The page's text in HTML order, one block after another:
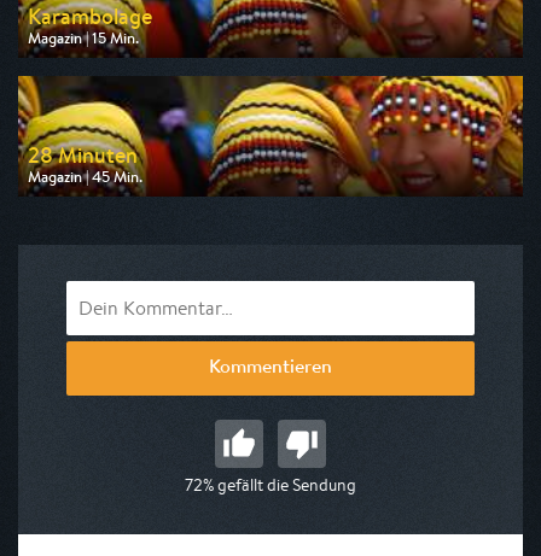
Karambolage
Magazin | 15 Min.
Ausgestrahlt von arte
am 11.08.2026, 03:25
28 Minuten
Magazin | 45 Min.
Ausgestrahlt von arte
Kommentieren
72% gefällt die Sendung